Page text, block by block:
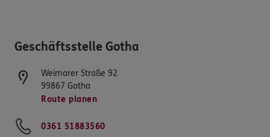
Geschäftsstelle Gotha
Weimarer Straße 92
99867 Gotha
Route planen
0361 51883560